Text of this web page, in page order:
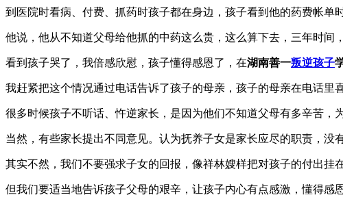
到医院时看病、付费、抓药时孩子都在身边，孩子看到他的药费帐单
他说，他从不知道父母给他抓的中药这么贵，这么算下去，三年时
看到孩子哭了，我倍感欣慰，孩子懂得感恩了，在湖南善一叛逆孩子
我赶紧把这个情况通过电话告诉了孩子的母亲，孩子的母亲在电话
很多时候孩子不听话、忤逆家长，是因为他们不知道父母有多辛苦，
当然，有些家长提出不同意见。认为抚养子女是家长应尽的职责，没
其实不然，我们不要强求子女的回报，像祥林嫂样把对孩子的付出挂
但我们要适当地告诉孩子父母的艰辛，让孩子内心有点感激，懂得感